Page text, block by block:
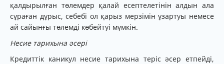
қалдырылған төлемдер қалай есептелетінін алдын ала
сұраған дұрыс, себебі ол қарыз мерзімін ұзартуы немесе
ай сайынғы төлемді көбейтуі мүмкін.
Несие тарихына әсері
Кредиттік каникул несие тарихына теріс әсер етпейді,